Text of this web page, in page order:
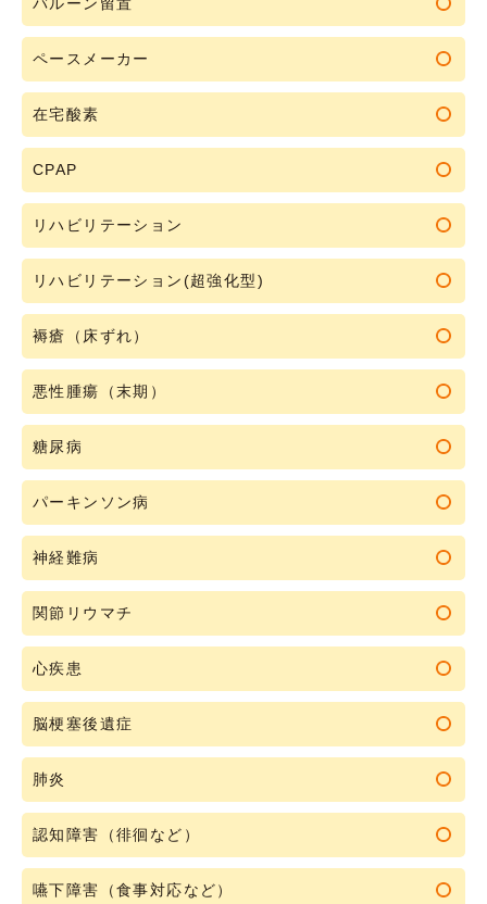
ペースメーカー
在宅酸素
CPAP
リハビリテーション
リハビリテーション(超強化型)
褥瘡（床ずれ）
悪性腫瘍（末期）
糖尿病
パーキンソン病
神経難病
関節リウマチ
心疾患
脳梗塞後遺症
肺炎
認知障害（徘徊など）
嚥下障害（食事対応など）